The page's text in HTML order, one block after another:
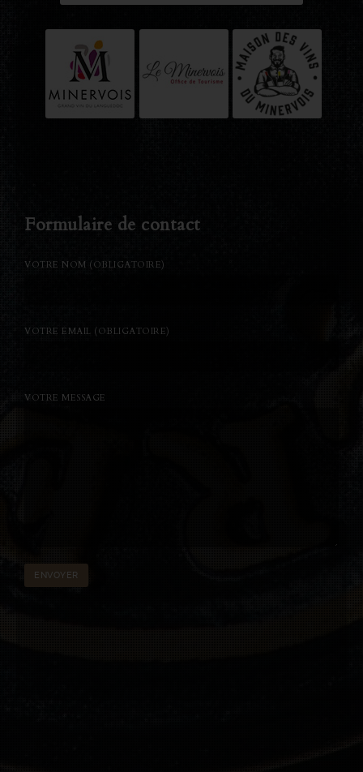
Formulaire de contact
VOTRE NOM (OBLIGATOIRE)
VOTRE EMAIL (OBLIGATOIRE)
VOTRE MESSAGE